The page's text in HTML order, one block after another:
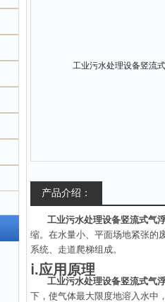
产品介绍：
工业污水处理设备竖流式气
缩。在水量小、平面场地紧张的
系统、走道爬梯组成。
ⅰ.应用原理
工业污水处理设备竖流式气
下，使气体最大限度地溶入水中